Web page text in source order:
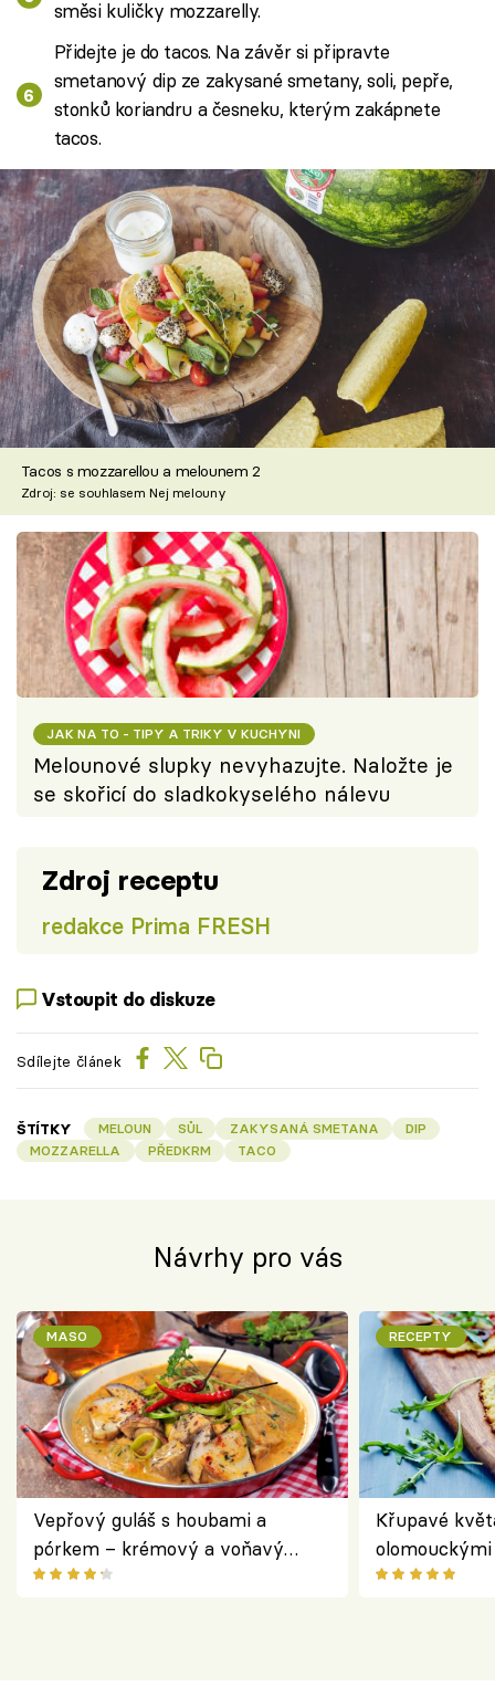
směsi kuličky mozzarelly.
Přidejte je do tacos. Na závěr si připravte
smetanový dip ze zakysané smetany, soli, pepře,
stonků koriandru a česneku, kterým zakápnete
tacos.
Tacos s mozzarellou a melounem 2
Zdroj: se souhlasem Nej melouny
JAK NA TO - TIPY A TRIKY V KUCHYNI
Melounové slupky nevyhazujte. Naložte je
se skořicí do sladkokyselého nálevu
Zdroj receptu
redakce Prima FRESH
Vstoupit do diskuze
Sdílejte článek
ŠTÍTKY MELOUN SŮL ZAKYSANÁ SMETANA
DIP
MOZZARELLA
PŘEDKRM TACO
Návrhy pro vás
MASO
Vepřový guláš s houbami a
pórkem – krémový a voňavý
pokrm z jednoho hrnce
RECEPTY
Křupavé
bezlepkový